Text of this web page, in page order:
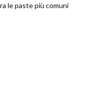
le paste più comuni